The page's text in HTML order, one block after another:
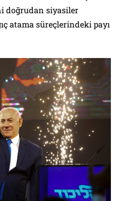
doğrudan siyasiler
atama süreçlerindeki payı